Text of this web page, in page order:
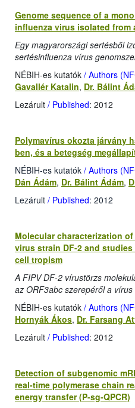
Genome sequence of a
influenza virus isolated from
Egy magyarországi sertésből
sertésinfluenza vírus
NÉBIH-es kutatók / Authors
Gavallér Katalin, Dr. Bálint
Lezárult / Published: 2012
Polymavírus okozta járvány
ben, és a betegség
NÉBIH-es kutatók / Authors
Dán Ádám, Dr. Bálint Ádám,
Lezárult / Published: 2012
Molecular characterization
virus strain DF-2 and
cell tropism
A FIPV DF-2 vírustörzs
az ORF3abc szerepéről a
NÉBIH-es kutatók / Authors
Hornyák Ákos, Dr. Farsang
Lezárult / Published: 2012
Detection of subgenomic
real-time polymerase chain
energy transfer (P-sg-QPCR)